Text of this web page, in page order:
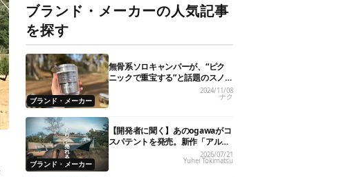
ブランド・メーカーの人気記事
を探す
ブランド・メーカー
無骨系ソロキャンパーが、“ピク
ニックで重宝する”と話題のスノ
ーピーク「サヨウ」を使ってみた
ら…
2024/11/08
ナク
ブランド・メーカー
【開発者に聞く】あのogawaがコ
スパテントを発売。新作「アルテ
ミス」が即完売したワケ
2026/07/21
Yuhei Tokimatsu